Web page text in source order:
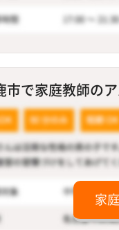
市で家庭教師の
家